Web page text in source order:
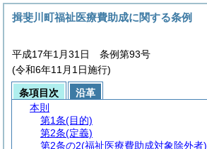
揖斐川町福祉医療費助成に関する条例
平成17年1月31日 条例第93号
(令和6年11月1日施行)
条項目次
沿革
本則
第1条(目的)
第2条(定義)
第2条の2(福祉医療費助成対象除外者)